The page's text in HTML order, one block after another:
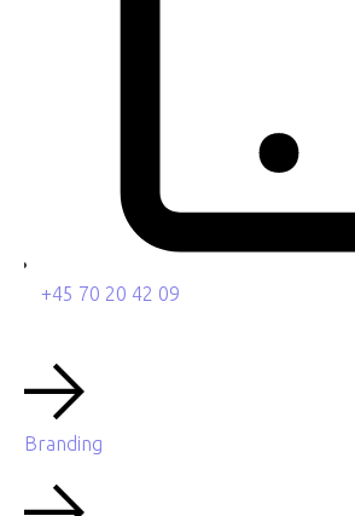
+45 70 20 42 09
Branding